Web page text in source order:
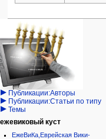
Навигация
персональные инструменты
войти
запрос
учётной
записи
категории
Израиль:Страна и
государство
Иудаизм
Народ
Проекты
Проекты/Участники/
дополнения
Публикации:Авторы
Публикации:Статьи по типу
Темы
ежевиковый куст
ЕжеВиКа,Еврейская Вики-